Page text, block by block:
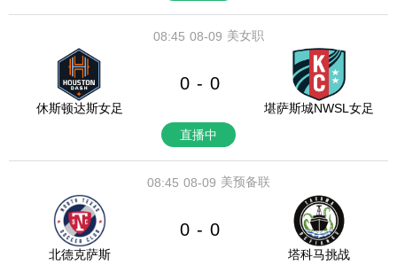
08-09
08:45 美女职
休斯顿达斯女足
0 - 0
堪萨斯城NWSL女足
直播中
08-09
08:45 美预备联
北德克萨斯
0 - 0
塔科马挑战